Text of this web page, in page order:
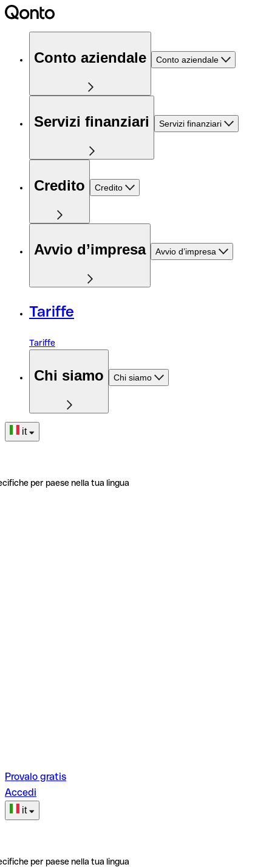
Conto aziendale Conto aziendale
Servizi finanziari Servizi finanziari
Credito Credito
Avvio d’impresa Avvio d’impresa
Tariffe
Tariffe
Chi siamo Chi siamo
it
per paese nella tua lingua
Provalo gratis
Accedi
it
per paese nella tua lingua